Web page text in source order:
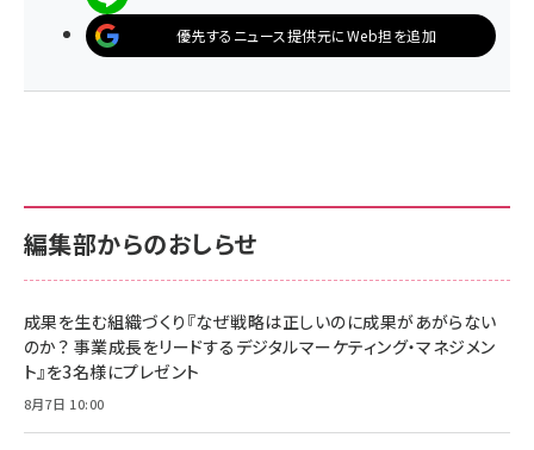
優先するニュース提供元にWeb担を追加
編集部からのおしらせ
成果を生む組織づくり『なぜ戦略は正しいのに成果があがらない
のか？ 事業成長をリードするデジタルマーケティング・マネジメン
ト』を3名様にプレゼント
8月7日 10:00